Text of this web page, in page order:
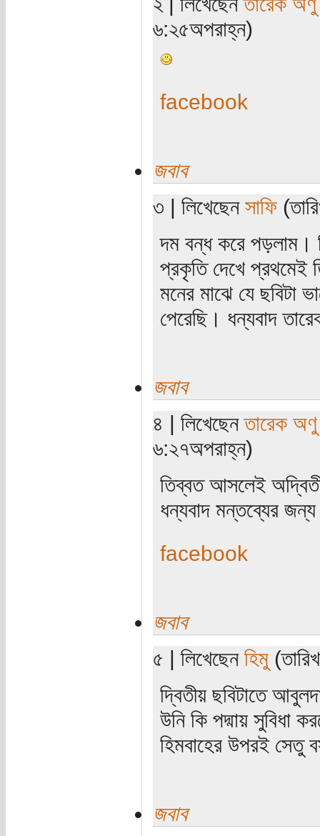
৬:২৫অপরাহ্ন)
facebook
জবাব
৩ | লিখেছেন সাফি
দম বন্ধ করে পড়লাম।
প্রকৃতি দেখে প্রথমেই
মনের মাঝে যে ছবিটা
পেরেছি। ধন্যবাদ
জবাব
৪ | লিখেছেনতারেক অণু
৬:২৭অপরাহ্ন)
তিব্বত আসলেই
ধন্যবাদ মন্তব্যের জন্য
facebook
জবাব
৫ | লিখেছেন হিমু
দ্বিতীয় ছবিটাতে
উনি কি পদ্মায় সুবিধা
হিমবাহের উপরই সেতু
জবাব